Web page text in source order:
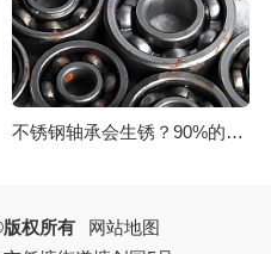
不锈钢轴承会生锈？90%的人都搞错了！
权所有
网站地图